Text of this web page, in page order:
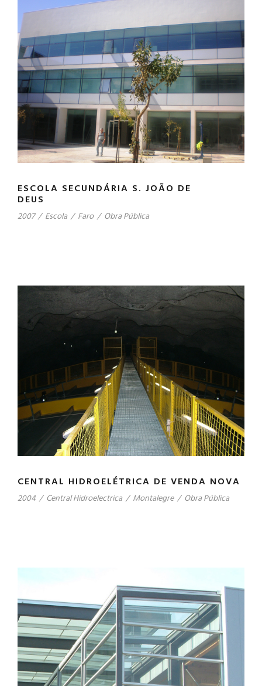
ESCOLA SECUNDÁRIA S. JOÃO DE
DEUS
2007 / Escola / Faro / Obra Pública
CENTRAL HIDROELÉTRICA DE VENDA NOVA
2004 / Central Hidroelectrica / Montalegre / Obra Pública